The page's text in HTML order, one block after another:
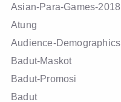
Asian-Para-Games-2018
Atung
Audience-Demographics
Badut-Maskot
Badut-Promosi
Badut